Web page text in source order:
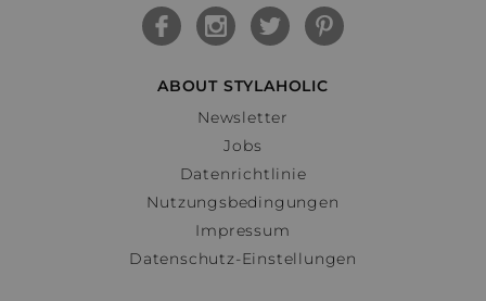
ABOUT STYLAHOLIC
Newsletter
Jobs
Datenrichtlinie
Nutzungsbedingungen
Impressum
Datenschutz-Einstellungen